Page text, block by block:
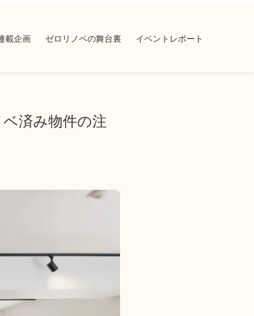
載企画 ゼロリノベの舞台裏 イベントレポート
済み物件の注